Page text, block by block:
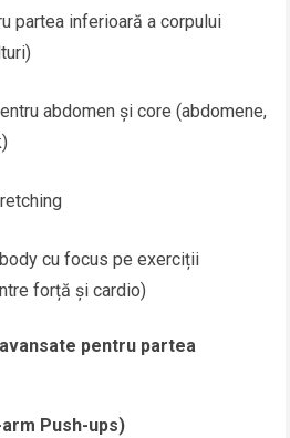
partea inferioară a corpului
abdomen și core (abdomene,
cu focus pe exerciții
forță și cardio)
pentru partea
Push-ups)